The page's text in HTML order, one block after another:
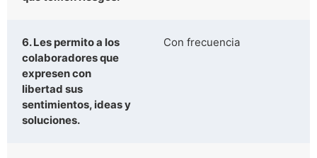
6. Les permito a los
colaboradores que
expresen con
libertad sus
sentimientos, ideas y
soluciones.
Con frecuencia